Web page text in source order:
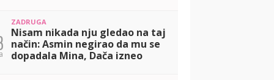
ZADRUGA
Nisam nikada nju gledao na taj
način: Asmin negirao da mu se
dopadala Mina, Dača izneo